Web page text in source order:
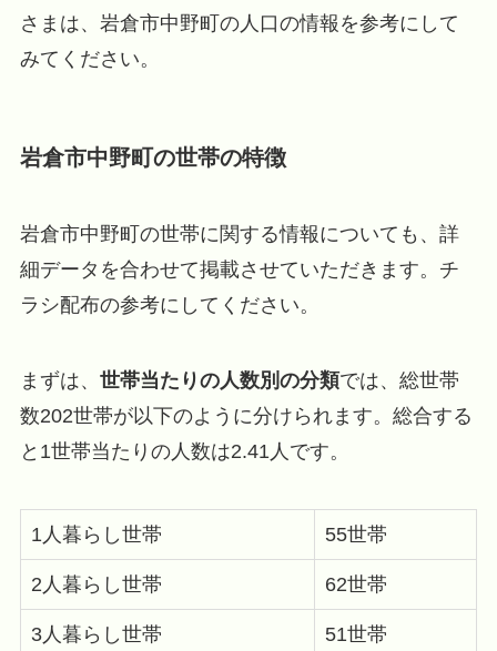
さまは、岩倉市中野町の人口の情報を参考にして
みてください。
岩倉市中野町の世帯の特徴
岩倉市中野町の世帯に関する情報についても、詳
細データを合わせて掲載させていただきます。チ
ラシ配布の参考にしてください。
まずは、 世帯当たりの人数別の分類では、総世帯
数202世帯が以下のように分けられます。総合する
と1世帯当たりの人数は2.41人です。
1人暮らし世帯 55世帯
2人暮らし世帯 62世帯
3人暮らし世帯 51世帯